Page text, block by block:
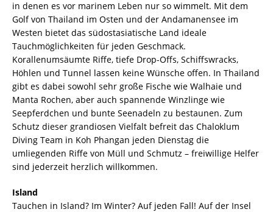
in denen es vor marinem Leben nur so wimmelt. Mit dem
Golf von Thailand im Osten und der Andamanensee im
Westen bietet das südostasiatische Land ideale
Tauchmöglichkeiten für jeden Geschmack.
Korallenumsäumte Riffe, tiefe Drop-Offs, Schiffswracks,
Höhlen und Tunnel lassen keine Wünsche offen. In Thailand
gibt es dabei sowohl sehr große Fische wie Walhaie und
Manta Rochen, aber auch spannende Winzlinge wie
Seepferdchen und bunte Seenadeln zu bestaunen. Zum
Schutz dieser grandiosen Vielfalt befreit das Chaloklum
Diving Team in Koh Phangan jeden Dienstag die
umliegenden Riffe von Müll und Schmutz – freiwillige Helfer
sind jederzeit herzlich willkommen.
Island
Tauchen in Island? Im Winter? Auf jeden Fall! Auf der Insel